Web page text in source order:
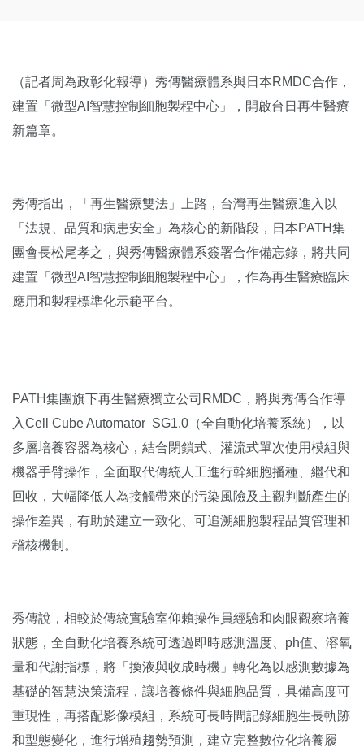
（記者周為政彰化報導）秀傳醫療體系與日本RMDC合作，
建置「微型AI智慧控制細胞製程中心」，開啟台日再生醫療
新篇章。
秀傳指出，「再生醫療雙法」上路，台灣再生醫療進入以
「法規、品質和病患安全」為核心的新階段，日本PATH集
團會長松尾孝之，與秀傳醫療體系簽署合作備忘錄，將共同
建置「微型AI智慧控制細胞製程中心」，作為再生醫療臨床
應用和製程標準化示範平台。
PATH集團旗下再生醫療獨立公司RMDC，將與秀傳合作導
入Cell Cube Automator SG1.0（全自動化培養系統），以
多層培養容器為核心，結合閉鎖式、灌流式單次使用模組與
機器手臂操作，全面取代傳統人工進行幹細胞播種、繼代和
回收，大幅降低人為接觸帶來的污染風險及主觀判斷產生的
操作差異，有助於建立一致化、可追溯細胞製程品質管理和
稽核機制。
秀傳說，相較於傳統實驗室仰賴操作員經驗和肉眼觀察培養
狀態，全自動化培養系統可透過即時感測溫度、ph值、溶氧
量和代謝指標，將「換液與收成時機」轉化為以感測數據為
基礎的智慧決策流程，讓培養條件與細胞品質，具備高度可
重現性，再搭配影像模組，系統可長時間記錄細胞生長軌跡
和型態變化，進行增殖趨勢預測，建立完整數位化培養履